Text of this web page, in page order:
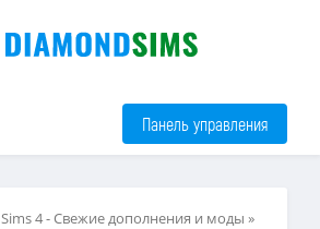
Панель управления
Sims 4 - Свежие дополнения и моды »